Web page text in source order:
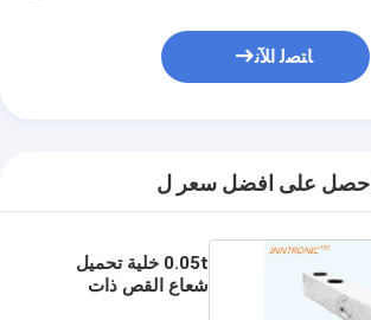
ﺎﺘﺼﻟ ﺍﻶﻧ
احصل على افضل سعر ل
0.05t خلية تحميل
شعاع القص ذات